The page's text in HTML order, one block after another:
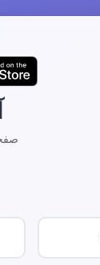
صفحه 1 از 343 |